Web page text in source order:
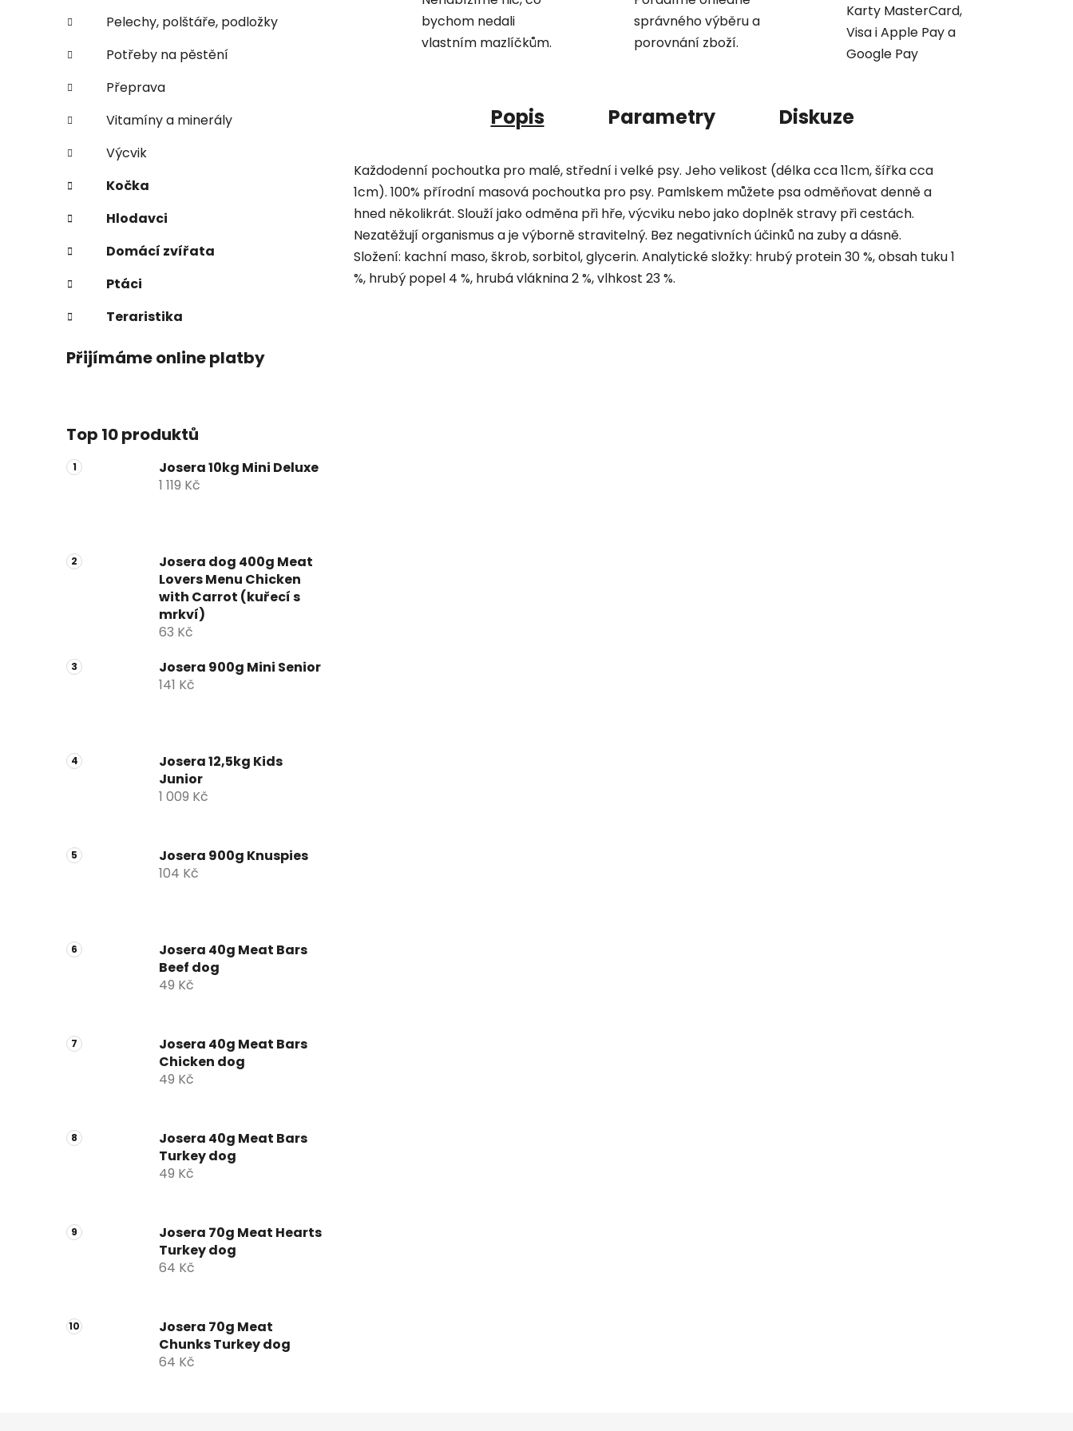
Pelechy, polštáře, podložky
Potřeby na pěstění
Přeprava
Vitamíny a minerály
Výcvik
Kočka
Hlodavci
Domácí zvířata
Ptáci
Teraristika
Přijímáme online platby
Top 10 produktů
Josera 10kg Mini Deluxe
1 119 Kč
Josera dog 400g Meat
Lovers Menu Chicken
with Carrot (kuřecí s
mrkví)
63 Kč
Josera 900g Mini Senior
141 Kč
Josera 12,5kg Kids
Junior
1 009 Kč
Josera 900g Knuspies
104 Kč
Josera 40g Meat Bars
Beef dog
49 Kč
Josera 40g Meat Bars
Chicken dog
49 Kč
Josera 40g Meat Bars
Turkey dog
49 Kč
Josera 70g Meat Hearts
Turkey dog
64 Kč
Josera 70g Meat
Chunks Turkey dog
64 Kč
bychom nedali
vlastním mazlíčkům.
správného výběru a
porovnání zboží.
Karty MasterCard,
Visa i Apple Pay a
Google Pay
Popis Parametry Diskuze
Každodenní pochoutka pro malé, střední i velké psy. Jeho velikost (délka cca 11cm, šířka cca
1cm). 100% přírodní masová pochoutka pro psy. Pamlskem můžete psa odměňovat denně a
hned několikrát. Slouží jako odměna při hře, výcviku nebo jako doplněk stravy při cestách.
Nezatěžují organismus a je výborně stravitelný. Bez negativních účinků na zuby a dásně.
Složení: kachní maso, škrob, sorbitol, glycerin. Analytické složky: hrubý protein 30 %, obsah tuku 1
%, hrubý popel 4 %, hrubá vláknina 2 %, vlhkost 23 %.